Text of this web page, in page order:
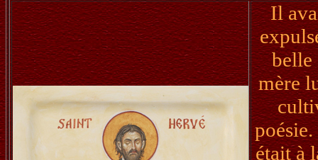
Il
belle
mère
était à